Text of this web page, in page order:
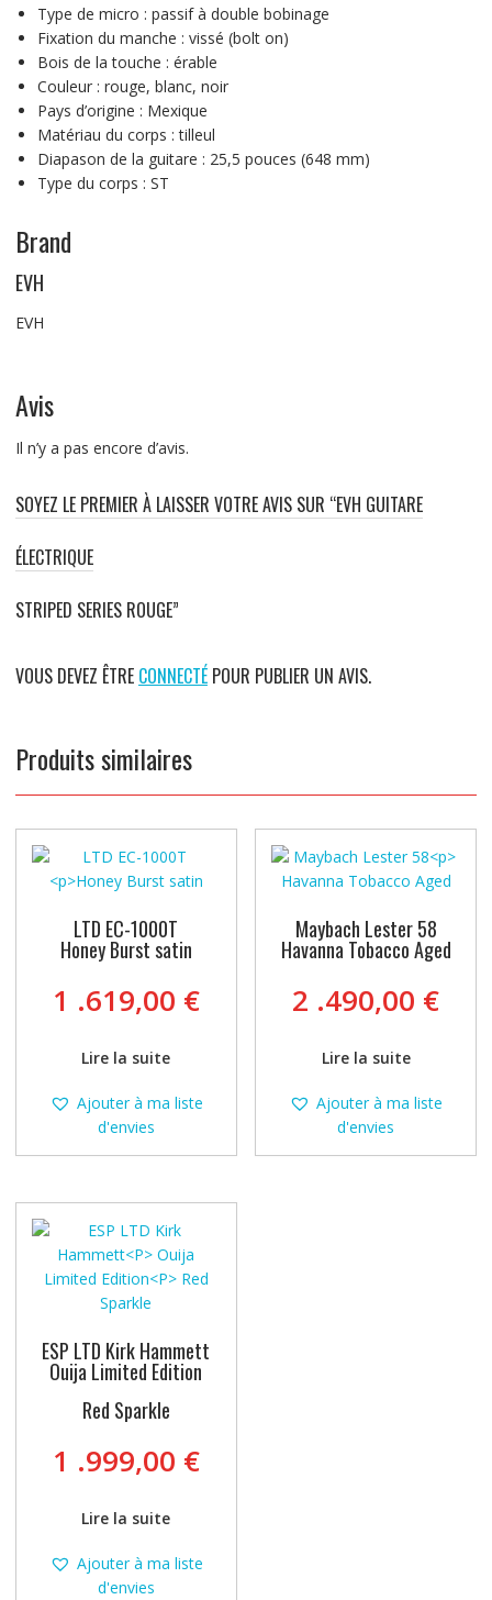
Type de micro : passif à double bobinage
Fixation du manche : vissé (bolt on)
Bois de la touche : érable
Couleur : rouge, blanc, noir
Pays d’origine : Mexique
Matériau du corps :tilleul
Diapason de la guitare : 25,5 pouces (648 mm)
Type du corps : ST
Brand
EVH
EVH
Avis
Il n’y a pas encore d’avis.
SOYEZ LE PREMIER À LAISSER VOTRE AVIS SUR “EVH GUITARE
ÉLECTRIQUE
STRIPED SERIES ROUGE”
VOUS DEVEZ ÊTRE CONNECTÉPOUR PUBLIER UN AVIS.
Produits similaires
LTD EC-1000T
Honey Burst satin
1 .619,00 €
Lire la suite
Ajouter à ma liste
d'envies
Maybach Lester 58
Havanna Tobacco Aged
2 .490,00 €
Lire la suite
Ajouter à ma liste
d'envies
ESP LTD Kirk Hammett
Ouija Limited Edition
Red Sparkle
1 .999,00 €
Lire la suite
Ajouter à ma liste
d'envies